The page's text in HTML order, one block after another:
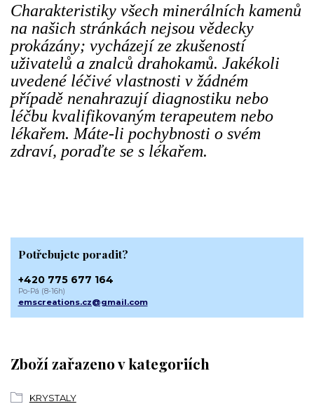
Charakteristiky všech minerálních kamenů
na našich stránkách nejsou vědecky
prokázány; vycházejí ze zkušeností
uživatelů a znalců drahokamů. Jakékoli
uvedené léčivé vlastnosti v žádném
případě nenahrazují diagnostiku nebo
léčbu kvalifikovaným terapeutem nebo
lékařem. Máte-li pochybnosti o svém
zdraví, poraďte se s lékařem.
Zboží zařazeno v kategoriích
KRYSTALY
Potřebujete poradit?
+420 775 677 164
Po-Pá (8-16h)
emscreations.cz@gmail.com